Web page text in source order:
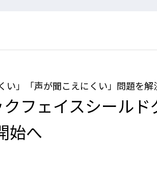
い」「声が聞こえにくい」問題を解
フェイスシールド
始へ